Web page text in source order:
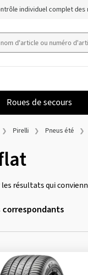
individuel complet des
Roues de secours
Pirelli Pneus été
résultats qui